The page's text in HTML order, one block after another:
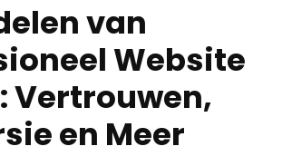
van
Website
Vertrouwen,
en Meer